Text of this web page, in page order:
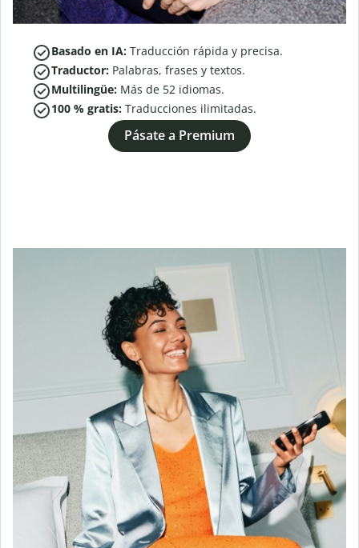
Basado en IA: Traducción rápida y precisa.
Traductor: Palabras, frases y textos.
Multilingüe: Más de 52 idiomas.
100 % gratis: Traducciones ilimitadas.
Pásate a Premium